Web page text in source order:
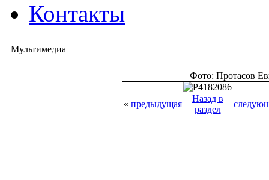
Контакты
Мультимедиа
Фото: Протасов
« предыдущая
Назад в
раздел